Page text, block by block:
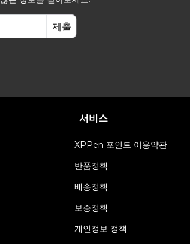
제출
서비스
XPPen 포인트 이용약관
반품정책
배송정책
보증정책
개인정보 정책